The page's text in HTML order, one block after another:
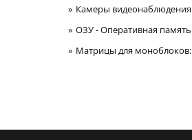
Камеры видеонаблюдения
ОЗУ - Оперативная память
Матрицы для моноблоков: